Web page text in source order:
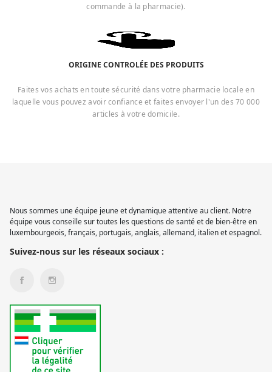
commande à la pharmacie).
ORIGINE CONTROLÉE DES PRODUITS
Faites vos achats en toute sécurité dans votre pharmacie locale en
laquelle vous pouvez avoir confiance et faites envoyer l'un des 70 000
articles à votre domicile.
Nous sommes une équipe jeune et dynamique attentive au client. Notre
équipe vous conseille sur toutes les questions de santé et de bien-être en
luxembourgeois, français, portugais, anglais, allemand, italien et espagnol.
Suivez-nous sur les réseaux sociaux :